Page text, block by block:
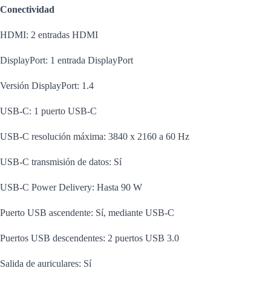
Conectividad
HDMI: 2 entradas HDMI
DisplayPort: 1 entrada DisplayPort
Versión DisplayPort: 1.4
USB-C: 1 puerto USB-C
USB-C resolución máxima: 3840 x 2160 a 60 Hz
USB-C transmisión de datos: Sí
USB-C Power Delivery: Hasta 90 W
Puerto USB ascendente: Sí, mediante USB-C
Puertos USB descendentes: 2 puertos USB 3.0
Salida de auriculares: Sí